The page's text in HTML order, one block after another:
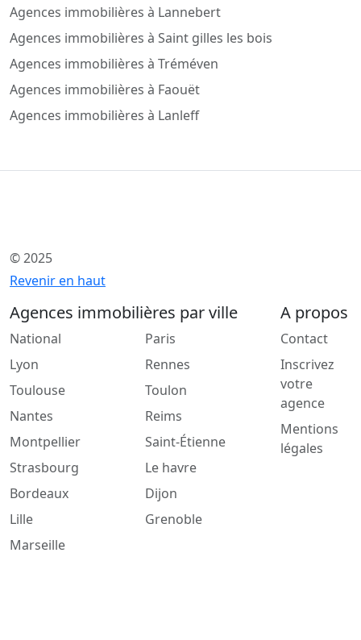
Agences immobilières à Lannebert
Agences immobilières à Saint gilles les bois
Agences immobilières à Tréméven
Agences immobilières à Faouët
Agences immobilières à Lanleff
© 2025
Revenir en haut
Agences immobilières par ville
National
Lyon
Toulouse
Nantes
Montpellier
Strasbourg
Bordeaux
Lille
Marseille
Paris
Rennes
Toulon
Reims
Saint-Étienne
Le havre
Dijon
Grenoble
A propos
Contact
Inscrivez
votre
agence
Mentions
légales